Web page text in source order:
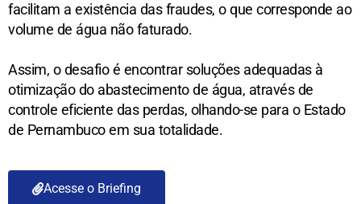
facilitam a existência das fraudes, o que corresponde ao
volume de água não faturado.
Assim, o desafio é encontrar soluções adequadas à
otimização do abastecimento de água, através de
controle eficiente das perdas, olhando-se para o Estado
de Pernambuco em sua totalidade.
Acesse o Briefing